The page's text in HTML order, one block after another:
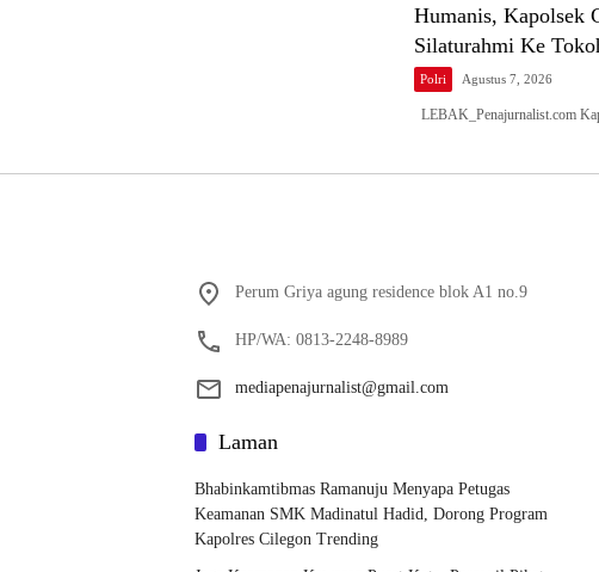
Humanis, Kapolsek
Silaturahmi Ke
Polri Agustus 7, 2026
LEBAK_Penajurnalist.com
Perum Griya agung residence blok A1 no.9
HP/WA: 0813-2248-8989
mediapenajurnalist@gmail.com
Laman
Bhabinkamtibmas Ramanuju Menyapa Petugas
Keamanan SMK Madinatul Hadid, Dorong Program
Kapolres Cilegon Trending